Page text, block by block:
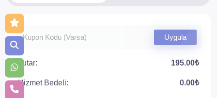
Uygula
Tutar: 195.00₺
Hizmet Bedeli: 0.00₺